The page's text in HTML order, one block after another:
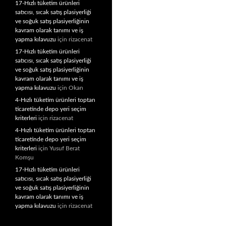
17-Hızlı tüketim ürünleri
satıcısı, sıcak satış plasiyerliği
ve soğuk satış plasiyerliğinin
kavram olarak tanımı ve iş
yapma kılavuzu için rizacenat
17-Hızlı tüketim ürünleri
satıcısı, sıcak satış plasiyerliği
ve soğuk satış plasiyerliğinin
kavram olarak tanımı ve iş
yapma kılavuzu için Okan
4-Hızlı tüketim ürünleri toptan
ticaretinde depo yeri seçim
kriterleri için rizacenat
4-Hızlı tüketim ürünleri toptan
ticaretinde depo yeri seçim
kriterleri için Yusuf Berat
Komşu
17-Hızlı tüketim ürünleri
satıcısı, sıcak satış plasiyerliği
ve soğuk satış plasiyerliğinin
kavram olarak tanımı ve iş
yapma kılavuzu için rizacenat